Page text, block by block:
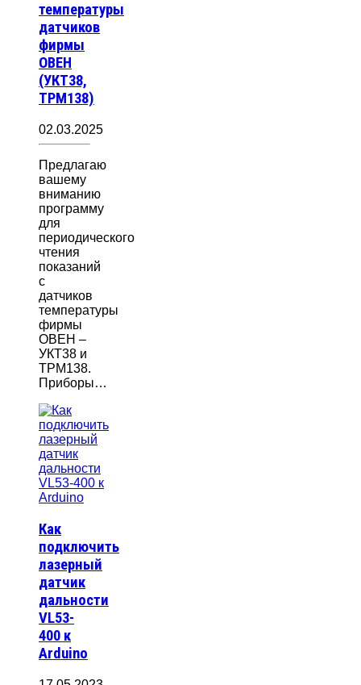
температуры
датчиков
фирмы
ОВЕН
(УКТ38,
ТРМ138)
02.03.2025
Предлагаю
вашему
вниманию
программу
для
периодического
чтения
показаний
с
датчиков
температуры
фирмы
ОВЕН –
УКТ38 и
ТРМ138.
Приборы…
Как
подключить
лазерный
датчик
дальности
VL53-
400 к
Arduino